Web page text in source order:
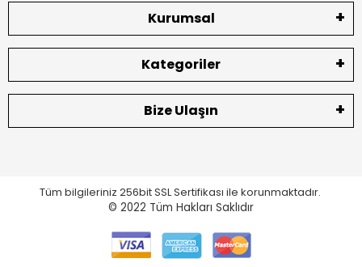
Kurumsal
Kategoriler
Bize Ulaşın
Tüm bilgileriniz 256bit SSL Sertifikası ile korunmaktadır.
© 2022 Tüm Hakları Saklıdır